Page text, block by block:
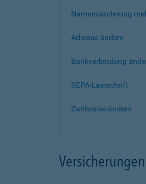
Namensänderung
Adresse ändern
Bankverbindung
SEPA-Lastschrift
Zahlweise ändern